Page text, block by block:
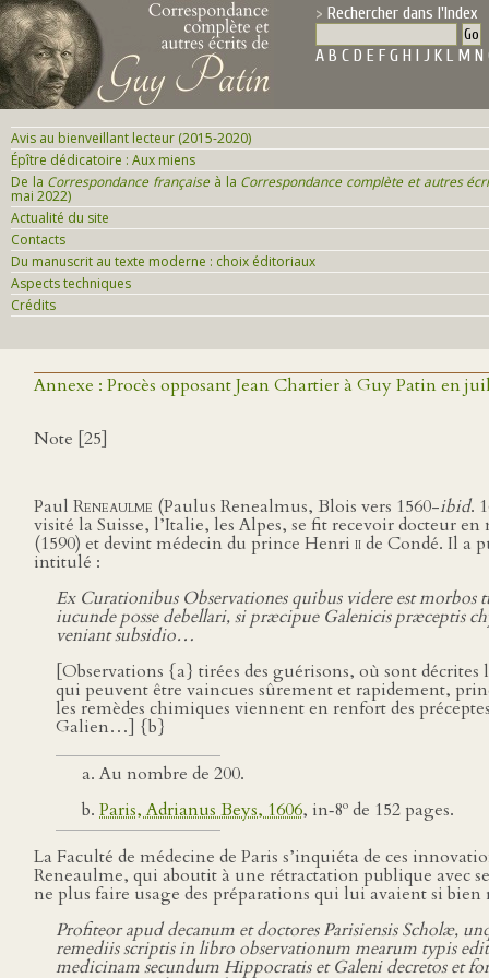
Rechercher dans l'Index
A B C D E F G H I J K L M N